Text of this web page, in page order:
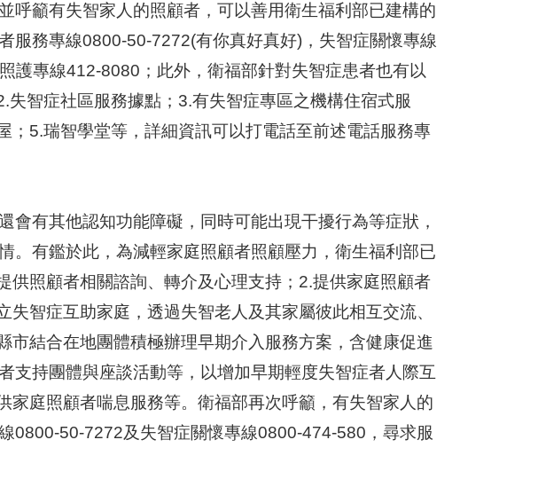
呼籲有失智家人的照顧者，可以善用衛生福利部已建構的
服務專線0800-50-7272(有你真好真好)，失智症關懷專線
護專線412-8080；此外，衛福部針對失智症患者也有以
智症社區服務據點；3.有失智症專區之機構住宿式服
；5.瑞智學堂等，詳細資訊可以打電話至前述電話服務專
會有其他認知功能障礙，同時可能出現干擾行為等症狀，
。有鑑於此，為減輕家庭照顧者照顧壓力，衛生福利部已
供照顧者相關諮詢、轉介及心理支持；2.提供家庭照顧者
智症互助家庭，透過失智老人及其家屬彼此相互交流、
市結合在地團體積極辦理早期介入服務方案，含健康促進
支持團體與座談活動等，以增加早期輕度失智症者人際互
家庭照顧者喘息服務等。衛福部再次呼籲，有失智家人的
0800-50-7272及失智症關懷專線0800-474-580，尋求服